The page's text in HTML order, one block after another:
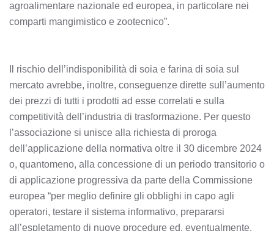
agroalimentare nazionale ed europea, in particolare nei
comparti mangimistico e zootecnico”.
Il rischio dell’indisponibilità di soia e farina di soia sul
mercato avrebbe, inoltre, conseguenze dirette sull’aumento
dei prezzi di tutti i prodotti ad esse correlati e sulla
competitività dell’industria di trasformazione. Per questo
l’associazione si unisce alla richiesta di proroga
dell’applicazione della normativa oltre il 30 dicembre 2024
o, quantomeno, alla concessione di un periodo transitorio o
di applicazione progressiva da parte della Commissione
europea “per meglio definire gli obblighi in capo agli
operatori, testare il sistema informativo, prepararsi
all’espletamento di nuove procedure ed, eventualmente,